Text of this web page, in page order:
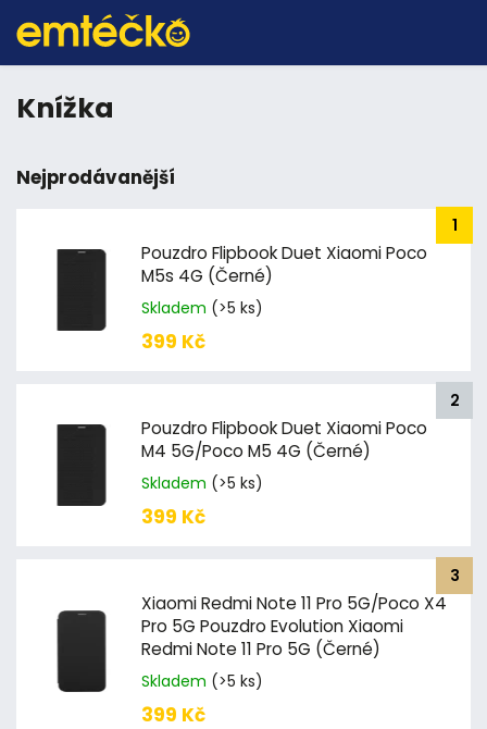
Knížka
Nejprodávanější
Pouzdro Flipbook Duet Xiaomi Poco
M5s 4G (Černé)
Skladem (>5 ks)
399 Kč
Pouzdro Flipbook Duet Xiaomi Poco
M4 5G/Poco M5 4G (Černé)
Skladem (>5 ks)
399 Kč
Xiaomi Redmi Note 11 Pro 5G/Poco X4
Pro 5G Pouzdro Evolution Xiaomi
Redmi Note 11 Pro 5G (Černé)
Skladem (>5 ks)
399 Kč